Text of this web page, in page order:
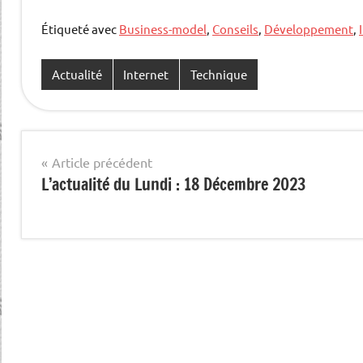
Étiqueté avec Business-model Conseils Développement
Actualité Internet Technique
Navigation
de
Article précédent
L’actualité du Lundi : 18 Décembre 2023